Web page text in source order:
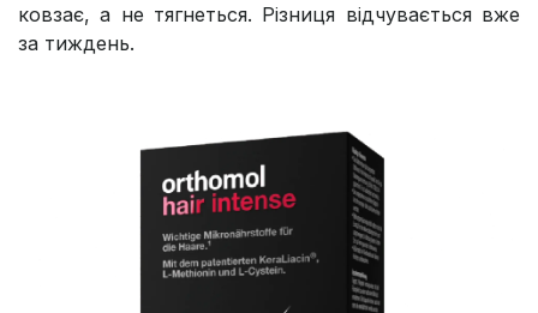
ковзає, а не тягнеться. Різниця відчувається вже
за тиждень.